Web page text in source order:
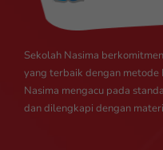
Sekolah Nasima
yang terbaik dengan
Nasima mengacu pada
dan dilengkapi dengan